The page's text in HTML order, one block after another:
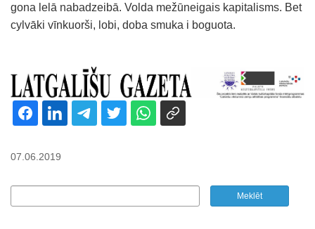
gona lelā nabadzeibā. Volda mežūneigais kapitalisms. Bet
cylvāki vīnkuorši, lobi, doba smuka i boguota.
07.06.2019